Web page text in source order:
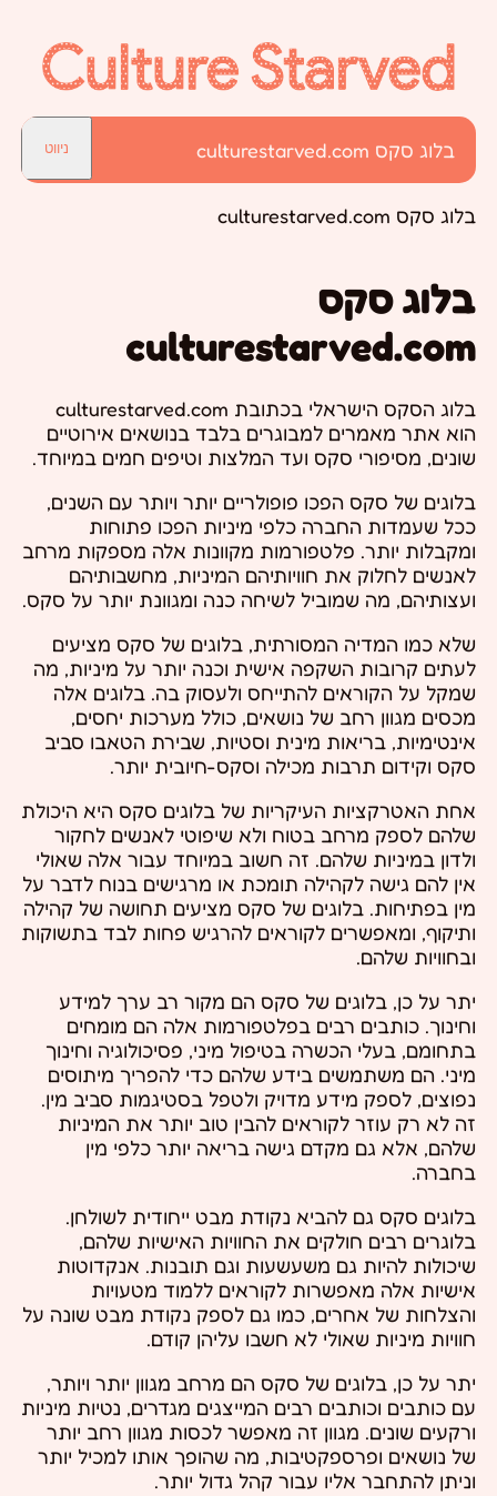
בלוג סקס culturestarved.com ניווט
בלוג סקס culturestarved.com
בלוג סקס
culturestarved.com
בלוג הסקס הישראלי בכתובת culturestarved.com
הוא אתר מאמרים למבוגרים בלבד בנושאים אירוטיים
שונים, מסיפורי סקס ועד המלצות וטיפים חמים במיוחד.
בלוגים של סקס הפכו פופולריים יותר ויותר עם השנים,
ככל שעמדות החברה כלפי מיניות הפכו פתוחות
ומקבלות יותר. פלטפורמות מקוונות אלה מספקות מרחב
לאנשים לחלוק את חוויותיהם המיניות, מחשבותיהם
ועצותיהם, מה שמוביל לשיחה כנה ומגוונת יותר על סקס.
שלא כמו המדיה המסורתית, בלוגים של סקס מציעים
לעתים קרובות השקפה אישית וכנה יותר על מיניות, מה
שמקל על הקוראים להתייחס ולעסוק בה. בלוגים אלה
מכסים מגוון רחב של נושאים, כולל מערכות יחסים,
אינטימיות, בריאות מינית וסטיות, שבירת הטאבו סביב
סקס וקידום תרבות מכילה וסקס-חיובית יותר.
אחת האטרקציות העיקריות של בלוגים סקס היא היכולת
שלהם לספק מרחב בטוח ולא שיפוטי לאנשים לחקור
ולדון במיניות שלהם. זה חשוב במיוחד עבור אלה שאולי
אין להם גישה לקהילה תומכת או מרגישים בנוח לדבר על
מין בפתיחות. בלוגים של סקס מציעים תחושה של קהילה
ותיקוף, ומאפשרים לקוראים להרגיש פחות לבד בתשוקות
ובחוויות שלהם.
יתר על כן, בלוגים של סקס הם מקור רב ערך למידע
וחינוך. כותבים רבים בפלטפורמות אלה הם מומחים
בתחומם, בעלי הכשרה בטיפול מיני, פסיכולוגיה וחינוך
מיני. הם משתמשים בידע שלהם כדי להפריך מיתוסים
נפוצים, לספק מידע מדויק ולטפל בסטיגמות סביב מין.
זה לא רק עוזר לקוראים להבין טוב יותר את המיניות
שלהם, אלא גם מקדם גישה בריאה יותר כלפי מין
בחברה.
בלוגים סקס גם להביא נקודת מבט ייחודית לשולחן.
בלוגרים רבים חולקים את החוויות האישיות שלהם,
שיכולות להיות גם משעשעות וגם תובנות. אנקדוטות
אישיות אלה מאפשרות לקוראים ללמוד מטעויות
והצלחות של אחרים, כמו גם לספק נקודת מבט שונה על
חוויות מיניות שאולי לא חשבו עליהן קודם.
יתר על כן, בלוגים של סקס הם מרחב מגוון יותר ויותר,
עם כותבים וכותבים רבים המייצגים מגדרים, נטיות מיניות
ורקעים שונים. מגוון זה מאפשר לכסות מגוון רחב יותר
של נושאים ופרספקטיבות, מה שהופך אותו למכיל יותר
וניתן להתחבר אליו עבור קהל גדול יותר.